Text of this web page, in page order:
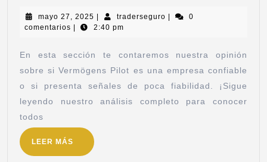
mayo 27, 2025 traderseguro
0
comentarios
2:40 pm
En esta sección te contaremos nuestra opinión
sobre si Vermögens Pilot es una empresa confiable
o si presenta señales de poca fiabilidad. ¡Sigue
leyendo nuestro análisis completo para conocer
todos
LEER MÁS